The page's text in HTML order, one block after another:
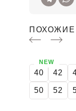
ПОХОЖИЕ
40 42
50 52
NEW